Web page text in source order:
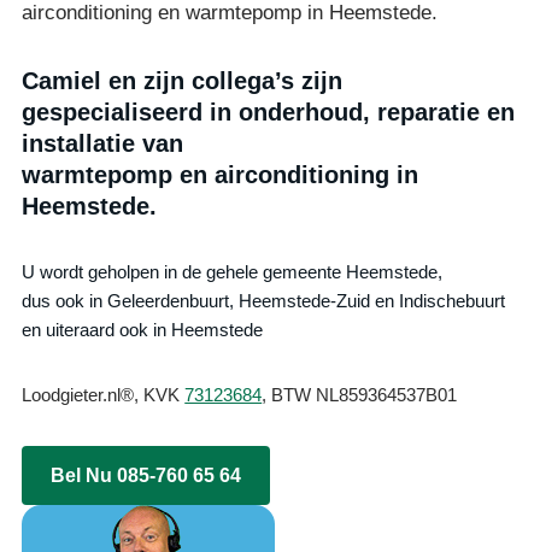
airconditioning en warmtepomp in Heemstede.
Camiel en zijn collega’s zijn
gespecialiseerd in onderhoud, reparatie en
installatie van
warmtepomp en airconditioning in
Heemstede.
U wordt geholpen in de gehele gemeente Heemstede,
dus ook in Geleerdenbuurt, Heemstede-Zuid en Indischebuurt
en uiteraard ook in Heemstede
Loodgieter.nl®, KVK73123684, BTW NL859364537B01
Bel Nu 085-760 65 64